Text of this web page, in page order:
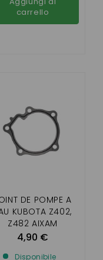
carrello
DE POMPE A
KUBOTA Z402,
Z482 AIXAM
4,90 €
Disponibile